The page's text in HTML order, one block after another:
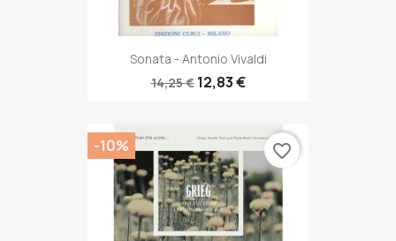
Sonata - Antonio Vivaldi
14,25 € 12,83 €
-10% favorite_border